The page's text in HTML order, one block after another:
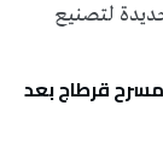
لتصنيع
مسرح قرطاج بعد